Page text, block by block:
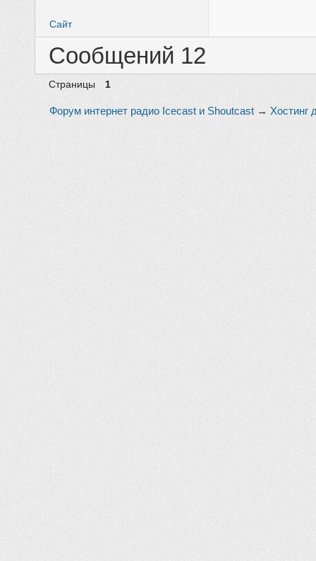
Сайт
Сообщений 12
Страницы 1
Форум интернет радио Icecast и Shoutcast → Хостинг